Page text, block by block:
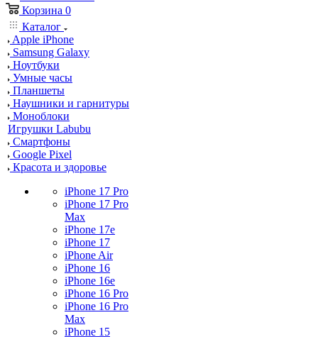
Корзина 0
Каталог
Apple iPhone
Samsung Galaxy
Ноутбуки
Умные часы
Планшеты
Наушники и гарнитуры
Моноблоки
Игрушки Labubu
Смартфоны
Google Pixel
Красота и здоровье
iPhone 17 Pro
iPhone 17 Pro
Max
iPhone 17e
iPhone 17
iPhone Air
iPhone 16
iPhone 16e
iPhone 16 Pro
iPhone 16 Pro
Max
iPhone 15